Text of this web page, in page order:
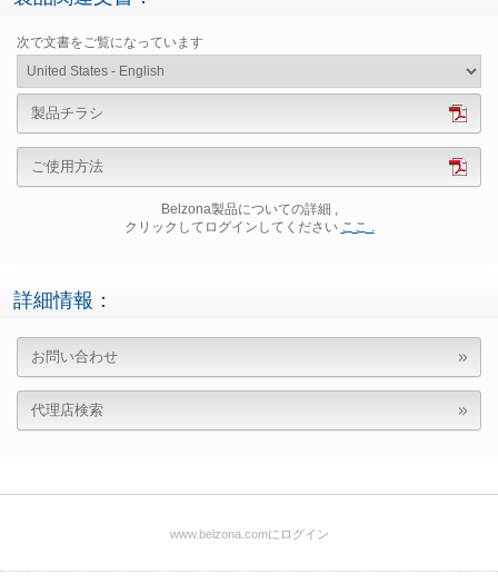
次で文書をご覧になっています
製品チラシ
ご使用方法
Belzona製品についての詳細 ,
クリックしてログインしてください ここ .
詳細情報：
お問い合わせ
代理店検索
www.belzona.comにログイン